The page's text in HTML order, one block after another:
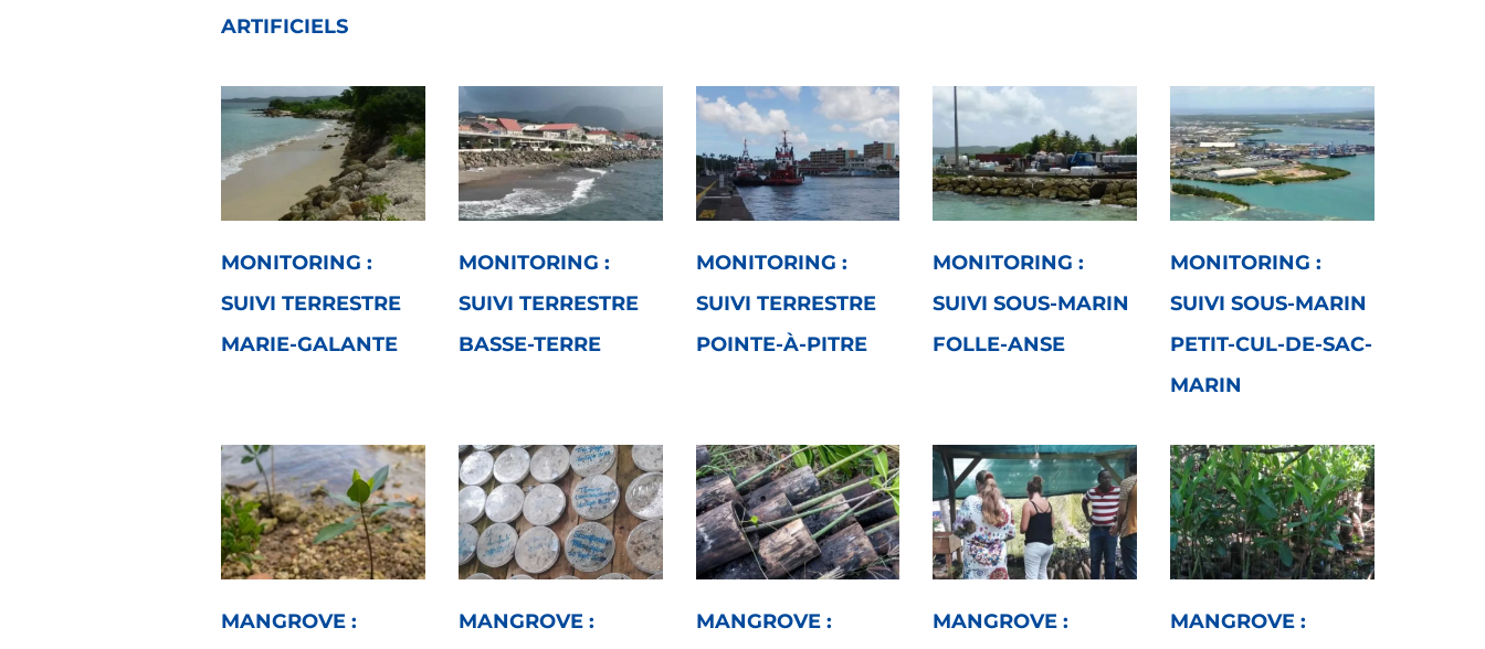
ARTIFICIELS
MONITORING :
SUIVI TERRESTRE
MARIE-GALANTE
MONITORING :
SUIVI TERRESTRE
BASSE-TERRE
MONITORING :
SUIVI TERRESTRE
POINTE-À-PITRE
MONITORING :
SUIVI SOUS-MARIN
FOLLE-ANSE
MONITORING :
SUIVI SOUS-MARIN
PETIT-CUL-DE-SAC-
MARIN
MANGROVE :
MANGROVE :
MANGROVE :
MANGROVE :
MANGROVE :